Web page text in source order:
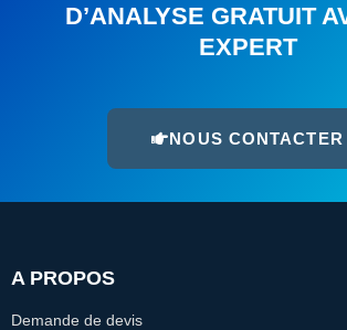
D’ANALYSE GRATUIT
EXPERT
NOUS CONTACTER
A PROPOS
Demande de devis